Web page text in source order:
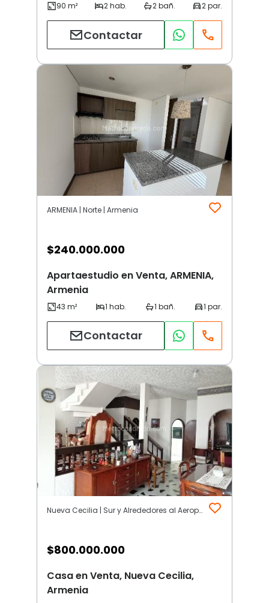
Contactar
ARMENIA | Norte | Armenia
$240.000.000
Apartaestudio en Venta, ARMENIA,
Armenia
Contactar
Nueva Cecilia | Sur y Alrededores al Aeropuerto | Armenia
$800.000.000
Casa en Venta, Nueva Cecilia,
Armenia